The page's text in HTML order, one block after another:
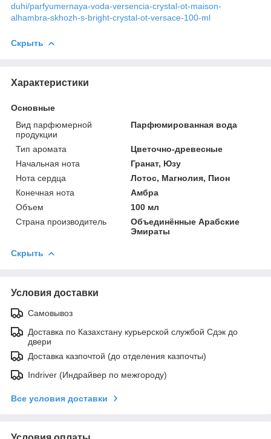
duhi/parfyumernaya-voda-versencia-crystal-ot-maison-
alhambra-skhozh-s-bright-crystal-ot-versace-100-ml
Скрыть
Характеристики
Основные
Вид парфюмерной
продукции
Парфюмированная вода
Тип аромата
Цветочно-древесные
Начальная нота
Гранат, Юзу
Нота сердца
Лотос, Магнолия, Пион
Конечная нота
Амбра
Объем
100 мл
Страна производитель
Объединённые Арабские
Эмираты
Скрыть
Условия доставки
Самовывоз
Доставка по Казахстану курьерской службой Сдэк до
двери
Доставка казпочтой (до отделения казпочты)
Indriver (Индрайвер по межгороду)
Все условия доставки